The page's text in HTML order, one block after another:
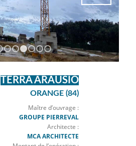
TERRA ARAUSIO
ORANGE (84)
Maître d’ouvrage :
GROUPE PIERREVAL
Architecte :
MCA ARCHITECTE
1 2 3 4 5 6 7